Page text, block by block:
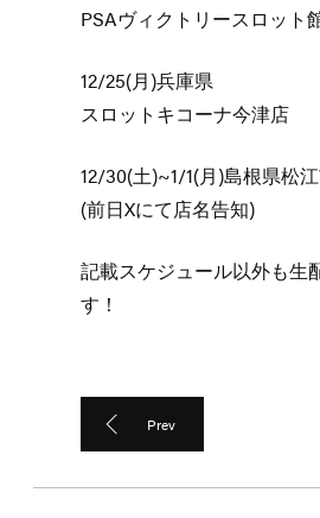
PSAヴィクトリースロット
12/25(月)兵庫県
スロットキコーナ今津店
12/30(土)~1/1(月)島根県松
(前日Xにて店名告知)
記載スケジュール以外も生
す！
Prev